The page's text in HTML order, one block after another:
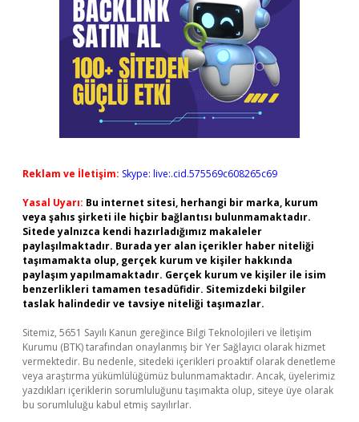
Reklam ve İletişim: Skype: live:.cid.575569c608265c69
Yasal Uyarı: Bu internet sitesi, herhangi bir marka, kurum
veya şahıs şirketi ile hiçbir bağlantısı bulunmamaktadır.
Sitede yalnızca kendi hazırladığımız makaleler
paylaşılmaktadır. Burada yer alan içerikler haber niteliği
taşımamakta olup, gerçek kurum ve kişiler hakkında
paylaşım yapılmamaktadır. Gerçek kurum ve kişiler ile isim
benzerlikleri tamamen tesadüfidir. Sitemizdeki bilgiler
taslak halindedir ve tavsiye niteliği taşımazlar.
Sitemiz, 5651 Sayılı Kanun gereğince Bilgi Teknolojileri ve İletişim
Kurumu (BTK) tarafından onaylanmış bir Yer Sağlayıcı olarak hizmet
vermektedir. Bu nedenle, sitedeki içerikleri proaktif olarak denetleme
veya araştırma yükümlülüğümüz bulunmamaktadır. Ancak, üyelerimiz
yazdıkları içeriklerin sorumluluğunu taşımakta olup, siteye üye olarak
bu sorumluluğu kabul etmiş sayılırlar.